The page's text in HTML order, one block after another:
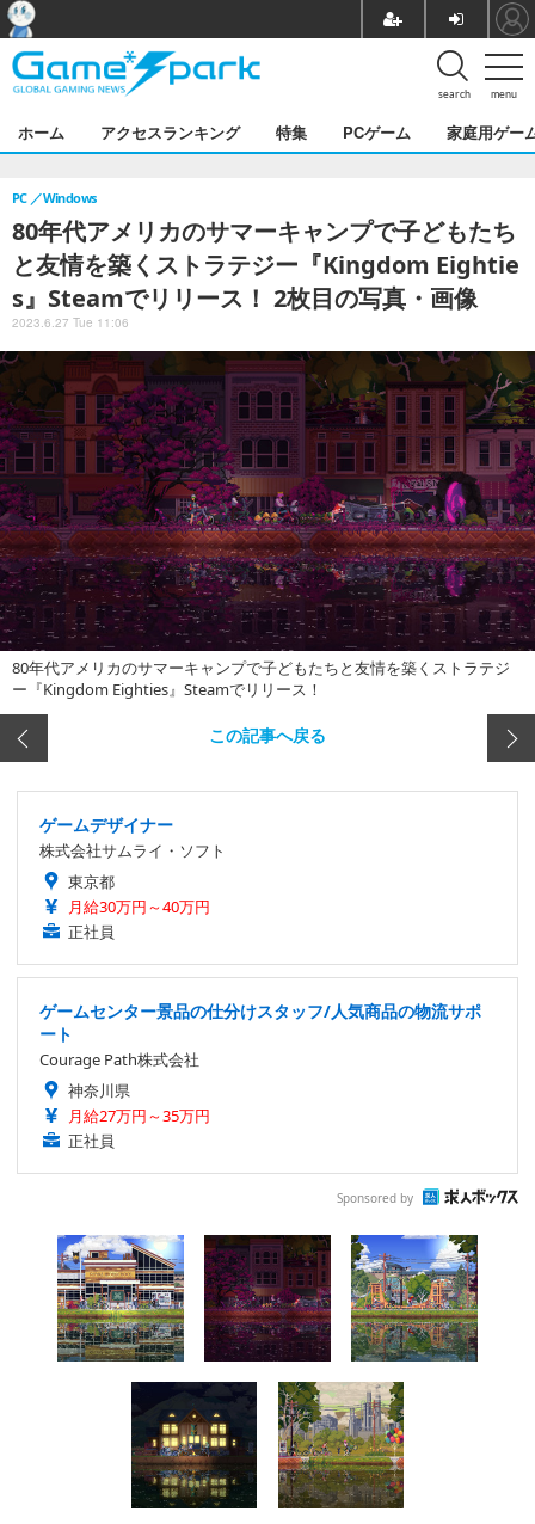
menu
search
ホーム アクセスランキング 特集 PCゲーム 家庭用ゲー
80年代アメリカのサマーキャンプで子どもたち
と友情を築くストラテジー『Kingdom Eightie
s』Steamでリリース！ 2枚目の写真・画像
PC Windows
2023.6.27 Tue 11:06
80年代アメリカのサマーキャンプで子どもたちと友情を築くストラテジ
ー『Kingdom Eighties』Steamでリリース！
この記事へ戻る
ゲームデザイナー
株式会社サムライ・ソフト
東京都
月給30万円～40万円
正社員
ゲームセンター景品の仕分けスタッフ/人気商品の物流サポ
ート
Courage Path株式会社
神奈川県
月給27万円～35万円
正社員
Sponsored by